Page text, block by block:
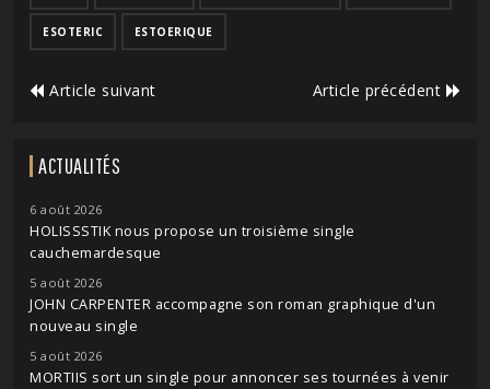
ESOTERIC ESTOERIQUE
Article suivant Article précédent
ACTUALITÉS
6 août 2026
HOLISSSTIK nous propose un troisième single
cauchemardesque
5 août 2026
JOHN CARPENTER accompagne son roman graphique d'un
nouveau single
5 août 2026
MORTIIS sort un single pour annoncer ses tournées à venir